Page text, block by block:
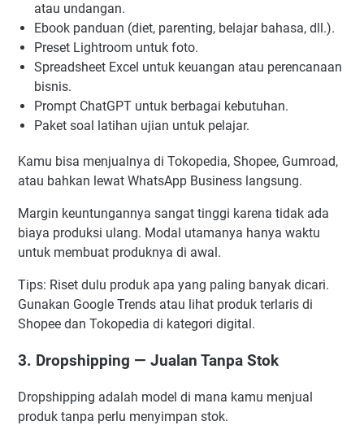
atau undangan.
Ebook panduan (diet, parenting, belajar bahasa, dll.).
Preset Lightroom untuk foto.
Spreadsheet Excel untuk keuangan atau perencanaan
bisnis.
Prompt ChatGPT untuk berbagai kebutuhan.
Paket soal latihan ujian untuk pelajar.
Kamu bisa menjualnya di Tokopedia, Shopee, Gumroad,
atau bahkan lewat WhatsApp Business langsung.
Margin keuntungannya sangat tinggi karena tidak ada
biaya produksi ulang. Modal utamanya hanya waktu
untuk membuat produknya di awal.
Tips: Riset dulu produk apa yang paling banyak dicari.
Gunakan Google Trends atau lihat produk terlaris di
Shopee dan Tokopedia di kategori digital.
3. Dropshipping — Jualan Tanpa Stok
Dropshipping adalah model di mana kamu menjual
produk tanpa perlu menyimpan stok.